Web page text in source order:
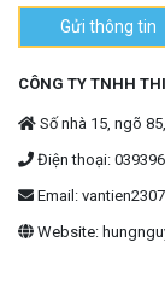
Gửi thông tin
CÔNG TY TNHH
Số nhà 15, ngõ
Điện thoại:
Email:
Website: